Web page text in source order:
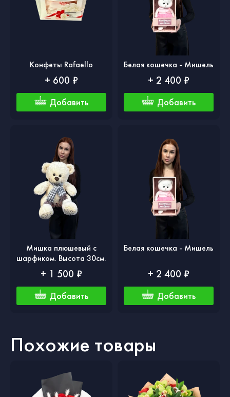
Конфеты Rafaello
+ 600 ₽
Добавить
Белая кошечка - Мишель
+ 2 400 ₽
Добавить
Мишка плюшевый с
шарфиком. Высота 30см.
+ 1 500 ₽
Добавить
Белая кошечка - Мишель
+ 2 400 ₽
Добавить
Похожие товары